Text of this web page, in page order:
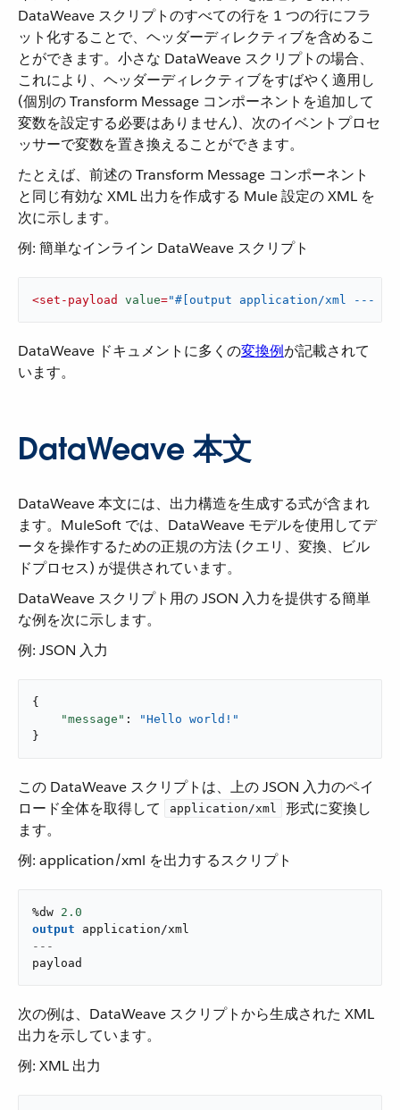
DataWeave スクリプトのすべての行を 1 つの行にフラ
ット化することで、ヘッダーディレクティブを含めるこ
とができます。小さな DataWeave スクリプトの場合、
これにより、ヘッダーディレクティブをすばやく適用し
(個別の Transform Message コンポーネントを追加して
変数を設定する必要はありません)、次のイベントプロセ
ッサーで変数を置き換えることができます。
たとえば、前述の Transform Message コンポーネント
と同じ有効な XML 出力を作成する Mule 設定の XML を
次に示します。
例: 簡単なインライン DataWeave スクリプト
<set-payload value="#[output application/xml --- {
DataWeave ドキュメントに多くの​変換例​が記載されて
います。
DataWeave 本文
DataWeave 本文には、出力構造を生成する式が含まれ
ます。MuleSoft では、DataWeave モデルを使用してデ
ータを操作するための正規の方法 (クエリ、変換、ビル
ドプロセス) が提供されています。
DataWeave スクリプト用の JSON 入力を提供する簡単
な例を次に示します。
例: JSON 入力
{
"message" :
"Hello world!"
}
この DataWeave スクリプトは、上の JSON 入力のペイ
ロード全体を取得して ​
application/xml
​ 形式に変換し
ます。
例: application/xml を出力するスクリプト
%dw 2.0
output
application/xml
---
payload
次の例は、DataWeave スクリプトから生成された XML
出力を示しています。
例: XML 出力